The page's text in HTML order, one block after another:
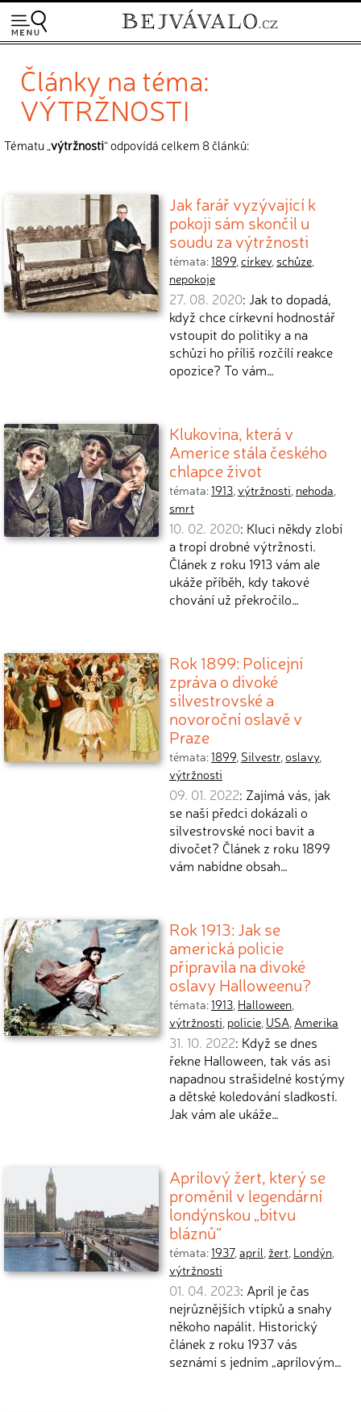
Články na téma:
VÝTRŽNOSTI
Tématu „výtržnosti“ odpovídá celkem 8 článků:
Jak farář vyzývající k
pokoji sám skončil u
soudu za výtržnosti
témata:1899,církev, schůze,
nepokoje
27. 08. 2020: Jak to dopadá,
když chce církevní hodnostář
vstoupit do politiky a na
schůzi ho příliš rozčílí reakce
opozice? To vám…
Klukovina, která v
Americe stála českého
chlapce život
témata:1913,výtržnosti, nehoda,
smrt
10. 02. 2020: Kluci někdy zlobí
a tropí drobné výtržnosti.
Článek z roku 1913 vám ale
ukáže příběh, kdy takové
chování už překročilo…
Rok 1899: Policejní
zpráva o divoké
silvestrovské a
novoroční oslavě v
Praze
témata:1899, Silvestr,oslavy,
výtržnosti
09. 01. 2022: Zajímá vás, jak
se naši předci dokázali o
silvestrovské noci bavit a
divočet? Článek z roku 1899
vám nabídne obsah…
Rok 1913: Jak se
americká policie
připravila na divoké
oslavy Halloweenu?
témata:1913, Halloween,
výtržnosti, policie, USA,Amerika
31. 10. 2022: Když se dnes
řekne Halloween, tak vás asi
napadnou strašidelné kostýmy
a dětské koledování sladkostí.
Jak vám ale ukáže…
Aprílový žert, který se
proměnil v legendární
londýnskou „bitvu
bláznů“
témata:1937,apríl, žert, Londýn,
výtržnosti
01. 04. 2023: Apríl je čas
nejrůznějších vtípků a snahy
někoho napálit. Historický
článek z roku 1937 vás
seznámí s jedním „aprílovým…